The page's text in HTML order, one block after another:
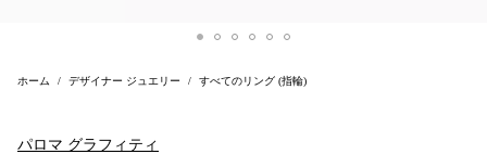
ホーム デザイナー ジュエリー すべてのリング (指輪)
パロマ グラフィティ